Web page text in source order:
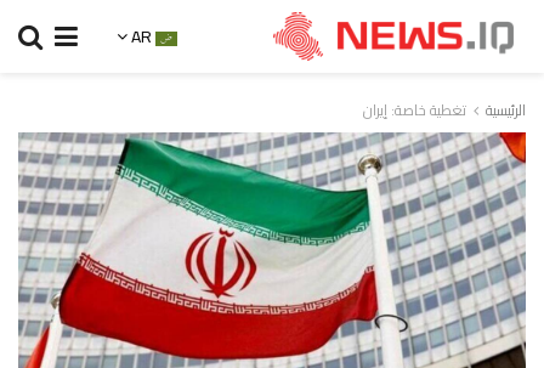
AR
الرئيسية تغطية خاصة: إيران